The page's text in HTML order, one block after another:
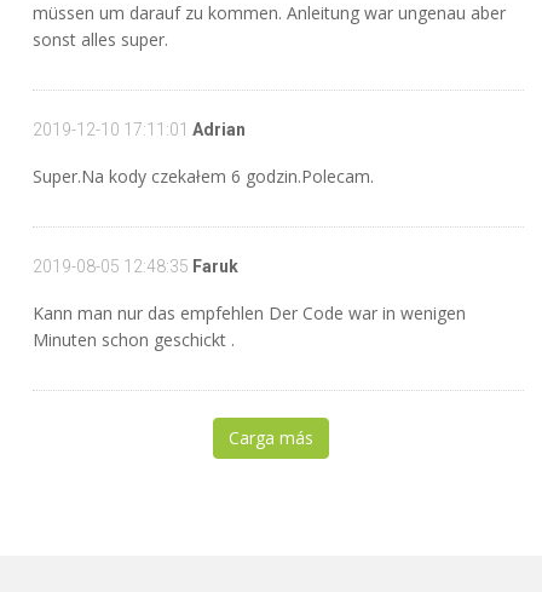
müssen um darauf zu kommen. Anleitung war ungenau aber
sonst alles super.
2019-12-10 17:11:01 Adrian
Super.Na kody czekałem 6 godzin.Polecam.
2019-08-05 12:48:35 Faruk
Kann man nur das empfehlen Der Code war in wenigen
Minuten schon geschickt .
Carga más